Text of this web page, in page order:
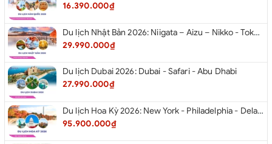
16.390.000₫
Du lịch Nhật Bản 2026: Niigata – Aizu – Nikko - Tokyo – Niigata từ Hà Nội
29.990.000₫
Du lịch Dubai 2026: Dubai - Safari - Abu Dhabi
27.990.000₫
Du lịch Hoa Kỳ 2026: New York - Philadelphia - Delaware - Washington D.C. - Las Vegas - Red Rock Canyon - Quận Cam - Santa Monica - Hollywood - San Diego - Los Angeles.
95.900.000₫